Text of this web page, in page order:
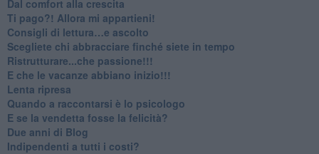
​Dal comfort alla crescita
​Ti pago?! Allora mi appartieni!​
​Consigli di lettura…e ascolto
​Scegliete chi abbracciare finché siete in tempo
​Ristrutturare...che passione!!!
​E che le vacanze abbiano inizio!!!
​Lenta ripresa
​Quando a raccontarsi è lo psicologo
​E se la vendetta fosse la felicità?
​Due anni di Blog
​Indipendenti a tutti i costi?